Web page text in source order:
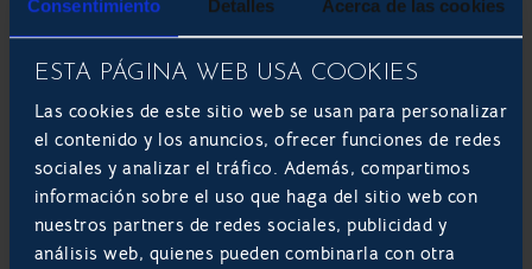
Consentimiento Detalles Acerca de las cookies
ESTA PÁGINA WEB USA COOKIES
Las cookies de este sitio web se usan para personalizar
el contenido y los anuncios, ofrecer funciones de redes
sociales y analizar el tráfico. Además, compartimos
información sobre el uso que haga del sitio web con
nuestros partners de redes sociales, publicidad y
análisis web, quienes pueden combinarla con otra
facilidad de funciones, apertura de integraciones, back
office y por su sencilla y rápida gestión diaria a nivel
trabajador.
En Develoop Software además de dirigir el desarrollo,
implementación y soporte de Odoo, nos encargamos de
optimizar su actividad, integrando a Odoo diferentes
funciones personalizadas como la gestión de reservas
propia de Solocruceros.com, junto a los leads captados
por diferentes vías tales como web y redes sociales.